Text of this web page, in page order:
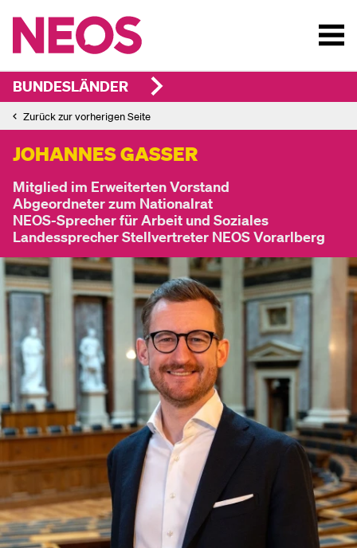
BUNDESLÄNDER
Zurück zur vorherigen Seite
JOHANNES GASSER
Mitglied im Erweiterten Vorstand
Abgeordneter zum Nationalrat
NEOS-Sprecher für Arbeit und Soziales
Landessprecher Stellvertreter NEOS Vorarlberg